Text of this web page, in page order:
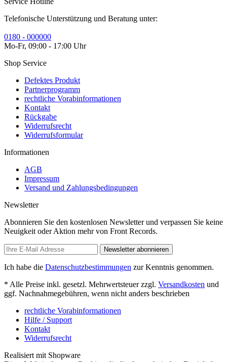
Telefonische Unterstützung und Beratung unter:
0180 - 000000
Mo-Fr, 09:00 - 17:00 Uhr
Shop Service
Defektes Produkt
Partnerprogramm
rechtliche Vorabinformationen
Kontakt
Rückgabe
Widerrufsrecht
Widerrufsformular
Informationen
AGB
Impressum
Versand und Zahlungsbedingungen
Newsletter
Abonnieren Sie den kostenlosen Newsletter und verpassen Sie keine
Neuigkeit oder Aktion mehr von Front Records.
Newsletter abonnieren
Ich habe die Datenschutzbestimmungen zur Kenntnis genommen.
* Alle Preise inkl. gesetzl. Mehrwertsteuer zzgl. Versandkosten und
ggf. Nachnahmegebühren, wenn nicht anders beschrieben
rechtliche Vorabinformationen
Hilfe / Support
Kontakt
Widerrufsrecht
Realisiert mit Shopware